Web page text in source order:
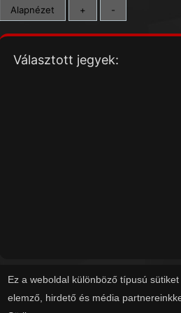
Ez a weboldal különböző típusú
elemző, hirdető és média
Alapnézet + -
Választott jegyek: